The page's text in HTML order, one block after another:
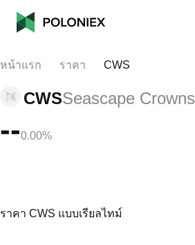
หน้าแรก ราคา CWS
CWSSeascape Crowns
--0.00%
ราคา CWS แบบเรียลไทม์